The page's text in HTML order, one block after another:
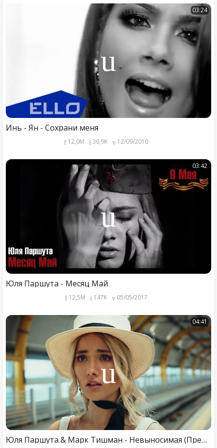
03:24
Инь - Ян - Сохрани меня
12,0M 36,9K 12/09/2010
03:42
Юля Паршута - Месяц Май
12,5M 147K 05/05/2017
04:41
Юля Паршута & Марк Тишман - Невыносимая (Премьера Клипа 2017)